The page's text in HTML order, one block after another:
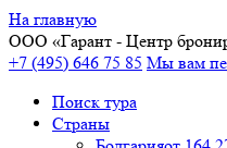
На главную
ООО «Гарант - Центр
+7 (495) 646 75 85 Мы вам
Поиск тура
Cтраны